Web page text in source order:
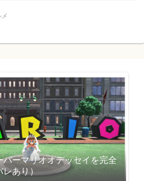
パーマリオオデッセイを完全
あり）